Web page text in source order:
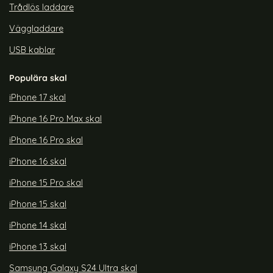
Trådlös laddare
Väggladdare
USB kablar
Populära skal
iPhone 17 skal
iPhone 16 Pro Max skal
iPhone 16 Pro skal
iPhone 16 skal
iPhone 15 Pro skal
iPhone 15 skal
iPhone 14 skal
iPhone 13 skal
Samsung Galaxy S24 Ultra skal